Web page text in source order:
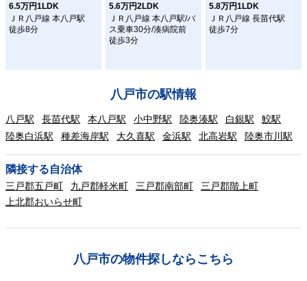
6.5万円1LDK
ＪＲ八戸線 本八戸駅
徒歩8分
5.6万円2LDK
ＪＲ八戸線 本八戸駅/バ
ス乗車30分/湊病院前
徒歩3分
5.8万円1LDK
ＪＲ八戸線 長苗代駅
徒歩7分
八戸市の駅情報
八戸駅 長苗代駅 本八戸駅 小中野駅 陸奥湊駅 白銀駅
鮫駅
陸奥白浜駅
種差海岸駅 大久喜駅 金浜駅 北高岩駅 陸奥市川駅
隣接する自治体
三戸郡五戸町 九戸郡軽米町 三戸郡南部町
三戸郡階上町
上北郡おいらせ町
八戸市の物件探しならこちら